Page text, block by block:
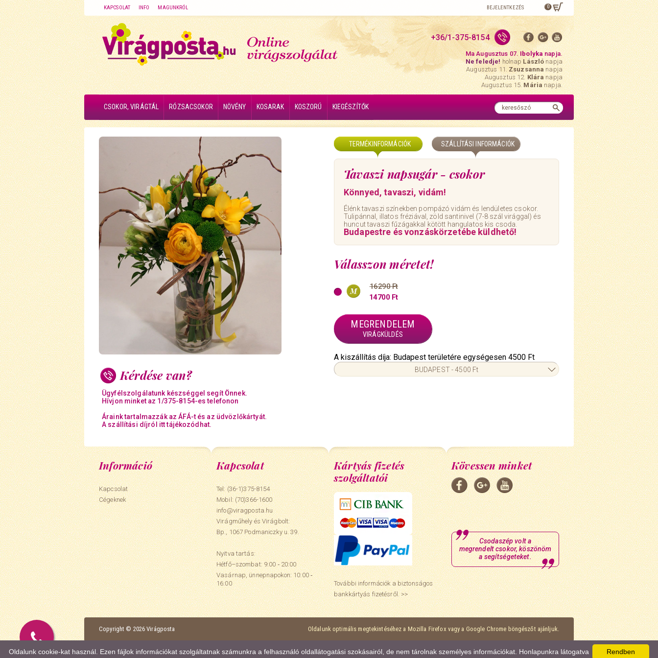
KAPCSOLAT INFO MAGUNKRÓL BEJELENTKEZÉS 0
+36/1-375-8154
Ma Augusztus 07.Ibolyka napja.
Ne feledje! holnap Lászlónapja
Augusztus 11. Zsuzsannanapja
Augusztus 12.Kláranapja
Augusztus 15.Mária napja.
CSOKOR, VIRÁGTÁL RÓZSACSOKOR NÖVÉNY KOSARAK KOSZORÚ KIEGÉSZÍTŐK
Kérdése van?
Ügyfélszolgálatunk készséggel segít Önnek.
Hívjon minket az 1/375-8154-es telefonon
Áraink tartalmazzák az ÁFÁ-t és az üdvözlőkártyát.
A szállítási díjról itt tájékozódhat.
TERMÉKINFORMÁCIÓK SZÁLLÍTÁSI INFORMÁCIÓK
Tavaszi napsugár - csokor
Könnyed, tavaszi, vidám!
Élénk tavaszi színekben pompázó vidám és lendületes csokor.
Tulipánnal, illatos fréziával, zöld santinivel (7-8 szál virággal) és
huncut tavaszi fűzágakkal kötött hangulatos kis csoda.
Budapestre és vonzáskörzetébe küldhető!
Válasszon méretet!
16290 Ft
14700 Ft
MEGRENDELEM
VIRÁGKÜLDÉS
A kiszállítás díja: Budapest területére egységesen 4500 Ft
BUDAPEST - 4500 Ft
Információ
Kapcsolat
Cégeknek
Kapcsolat
Tel: (36-1)375-8154
Mobil:(70)366-1600
info@viragposta.hu
Virágműhely és Virágbolt:
Bp., 1067 Podmaniczky u. 39.
Nyitva tartás:
Hétfő–szombat: 9:00 ‑ 20:00
Vasárnap, ünnepnapokon: 10:00 ‑
16:00
Kártyás fizetés
szolgáltatói
További információk a biztonságos
bankkártyás fizetésről. >>
Kövessen minket
Csodaszép volt a
megrendelt csokor, köszönöm
a segítségeteket.
Copyright © 2026 Virágposta Oldalunk optimális megtekintéséhez a Mozilla Firefox vagy a Google Chrome böngészőt ajánljuk.
Rendben
Oldalunk cookie-kat használ. Ezen fájlok információkat szolgáltatnak számunkra a felhasználó oldallátogatási szokásairól, de nem tárolnak személyes információkat. Honlapunkra látogatva